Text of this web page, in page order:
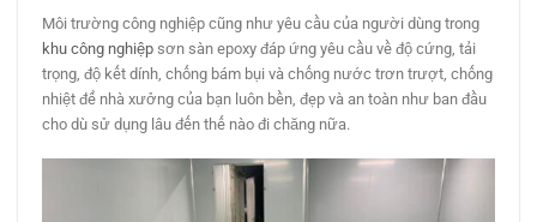
Môi trường công nghiệp cũng như yêu cầu của người dùng trong
khu công nghiệp sơn sàn epoxy đáp ứng yêu cầu về độ cứng, tải
trọng, độ kết dính, chống bám bụi và chống nước trơn trượt, chống
nhiệt để nhà xưởng của bạn luôn bền, đẹp và an toàn như ban đầu
cho dù sử dụng lâu đến thế nào đi chăng nữa.